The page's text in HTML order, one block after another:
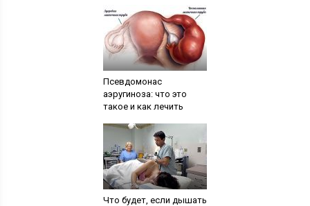
Псевдомонас
аэругиноза: что это
такое и как лечить
Что будет, если дышать